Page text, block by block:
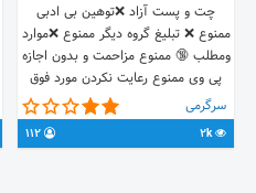
چت و پست آزاد ❌توهین بی ادبی
ممنوع ❌ تبلیغ گروه دیگر ممنوع ❌موارد
ومطلب 🔞 ممنوع مزاحمت و بدون اجازه
پی وی ممنوع رعایت نکردن مورد فوق
مساوی باریمووبلاک ✅امید وارم درکنار
هم لحظات خوب و شادی رو سپری کنیم
🎭.
سرگرمی
2k